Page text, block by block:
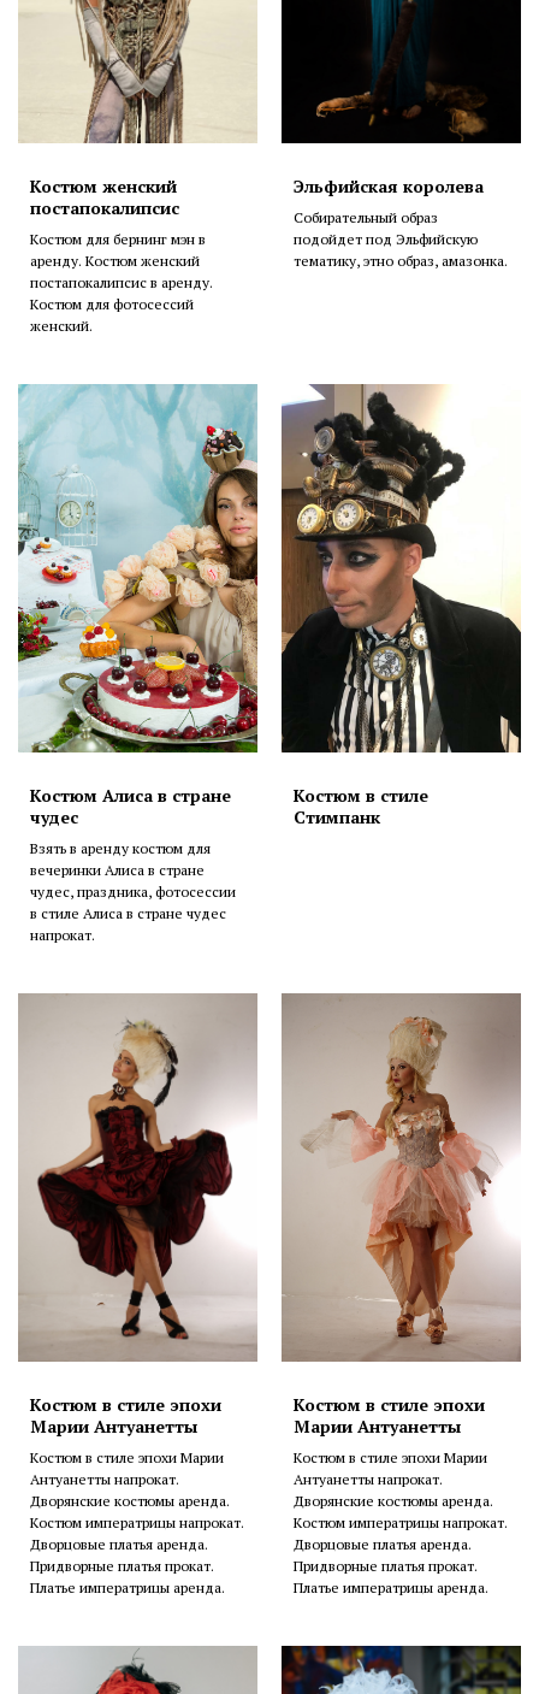
Костюм женский
постапокалипсис
Костюм для бернинг мэн в
аренду. Костюм женский
постапокалипсис в аренду.
Костюм для фотосессий
женский.
Эльфийская королева
Собирательный образ
подойдет под Эльфийскую
тематику, этно образ, амазонка.
Костюм Алиса в стране
чудес
Взять в аренду костюм для
вечеринки Алиса в стране
чудес, праздника, фотосессии
в стиле Алиса в стране чудес
напрокат.
Костюм в стиле
Стимпанк
Костюм в стиле эпохи
Марии Антуанетты
Костюм в стиле эпохи Марии
Антуанетты напрокат.
Дворянские костюмы аренда.
Костюм императрицы напрокат.
Дворцовые платья аренда.
Придворные платья прокат.
Платье императрицы аренда.
Костюм в стиле эпохи
Марии Антуанетты
Костюм в стиле эпохи Марии
Антуанетты напрокат.
Дворянские костюмы аренда.
Костюм императрицы напрокат.
Дворцовые платья аренда.
Придворные платья прокат.
Платье императрицы аренда.